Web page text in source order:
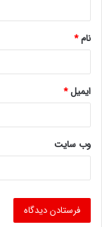
نام*
ایمیل*
وب‌ سایت